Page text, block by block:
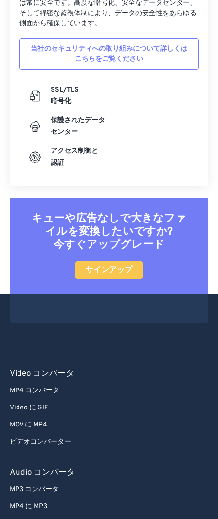
は常に安全です。高度な暗号化、安全なデータセンター、
そして綿密な監視体制により、データの安全性をあらゆる
側面から確保しています。
当社のセキュリティへの取り組みについて詳しくは
こちらをご覧ください
SSL/TLS
暗号化
保護されたデータ
センター
アクセス制御と
認証
キューや広告なしで大きなファ
イルを変換したいですか?
今すぐアップグレード
サインアップ
Video コンバータ
MP4 コンバータ
Video に GIF
MOV に MP4
ビデオコンバーター
Audio コンバータ
MP3 コンバータ
MP4 に MP3